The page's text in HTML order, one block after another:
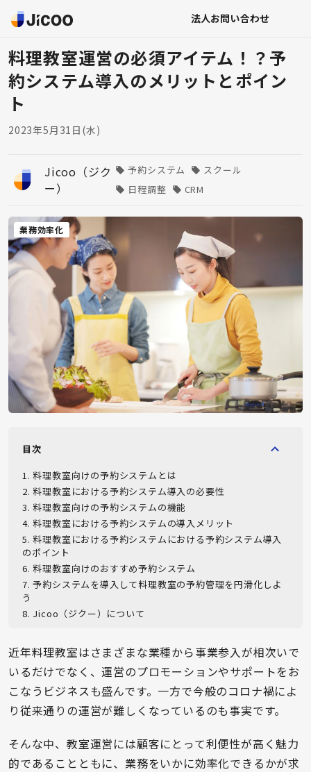
法人お問い合わせ
料理教室運営の必須アイテム！？予
約システム導入のメリットとポイン
ト
2023年5月31日(水)
Jicoo（ジク
ー）
予約システム
スクール
日程調整
CRM
業務効率化
目次
1.料理教室向けの予約システムとは
2.料理教室における予約システム導入の必要性
3.料理教室向けの予約システムの機能
4.料理教室における予約システムの導入メリット
5.料理教室における予約システムにおける予約システム導入
のポイント
6.料理教室向けのおすすめ予約システム
7.予約システムを導入して料理教室の予約管理を円滑化しよ
う
8. Jicoo（ジクー）について
近年料理教室はさまざまな業種から事業参入が相次いで
いるだけでなく、運営のプロモーションやサポートをお
こなうビジネスも盛んです。一方で今般のコロナ禍によ
り従来通りの運営が難しくなっているのも事実です。
そんな中、教室運営には顧客にとって利便性が高く魅力
的であることともに、業務をいかに効率化できるかが求